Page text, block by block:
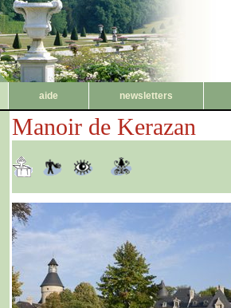
aide
newsletters
Manoir de Kerazan